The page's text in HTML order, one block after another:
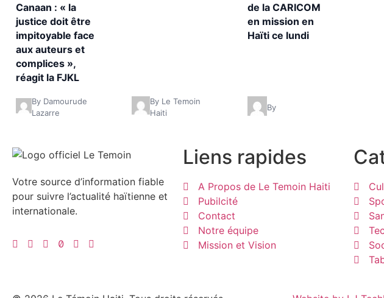
Canaan : « la
justice doit être
impitoyable face
aux auteurs et
complices »,
réagit la FJKL
By Damourude
Lazarre
By Le Temoin
Haiti
de la CARICOM
en mission en
Haïti ce lundi
By
Votre source d’information fiable
pour suivre l’actualité haïtienne et
internationale.
Liens rapides
A Propos de Le Temoin Haiti
Pubilcité
Contact
Notre équipe
Mission et Vision